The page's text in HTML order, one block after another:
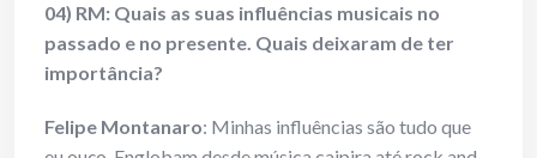
04) RM: Quais as suas influências musicais no
passado e no presente. Quais deixaram de ter
importância?
Felipe Montanaro: Minhas influências são tudo que